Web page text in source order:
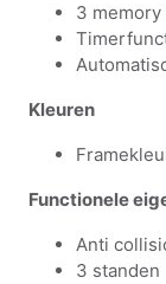
3
Kleuren
Functionele
Anti
3 standen